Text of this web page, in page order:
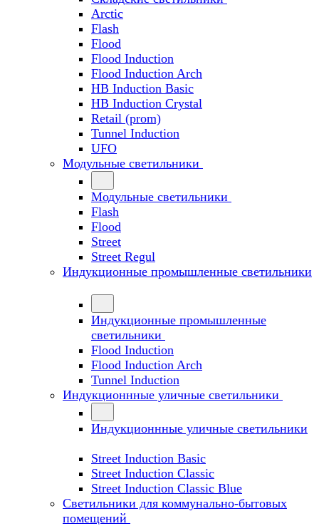
Arctic
Flash
Flood
Flood Induction
Flood Induction Arch
HB Induction Basic
HB Induction Crystal
Retail (prom)
Tunnel Induction
UFO
Модульные светильники
Модульные светильники
Flash
Flood
Street
Street Regul
Индукционные промышленные светильники
Индукционные промышленные
светильники
Flood Induction
Flood Induction Arch
Tunnel Induction
Индукционнные уличные светильники
Индукционнные уличные светильники
Street Induction Basic
Street Induction Classic
Street Induction Classic Blue
Светильники для коммунально-бытовых
помещений